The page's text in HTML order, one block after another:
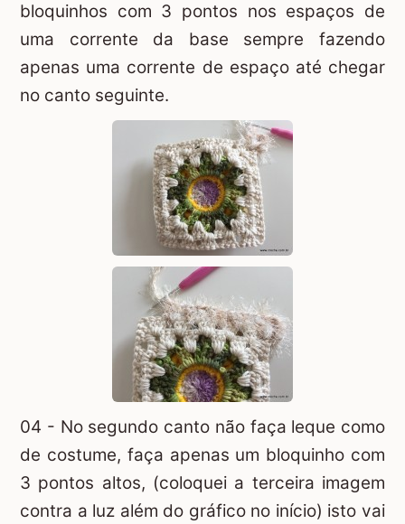
bloquinhos com 3 pontos nos espaços de
uma corrente da base sempre fazendo
apenas uma corrente de espaço até chegar
no canto seguinte.
04 - No segundo canto não faça leque como
de costume, faça apenas um bloquinho com
3 pontos altos, (coloquei a terceira imagem
contra a luz além do gráfico no início) isto vai